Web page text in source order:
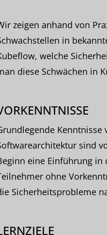
zeigen anhand von
in
welche
diese Schwächen in
Kenntnisse
sind
eine Einführung in
ohne
Sicherheitsprobleme